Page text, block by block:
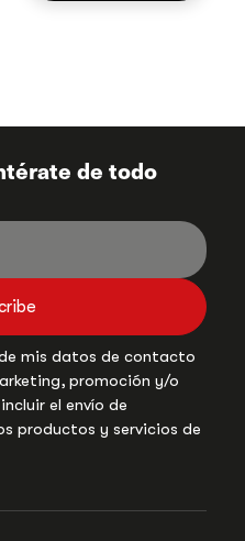
de todo
mis datos de contacto
promoción y/o
el envío de
productos y servicios de